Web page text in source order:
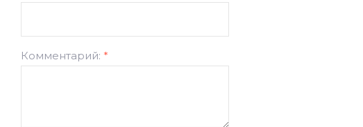
Комментарий: *